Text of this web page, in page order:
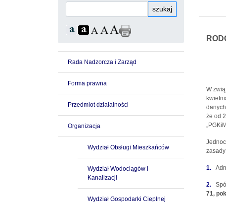
szukaj
Rada Nadzorcza i Zarząd
Forma prawna
Przedmiot działalności
Organizacja
Wydział Obsługi Mieszkańców
Wydział Wodociągów i
Kanalizacji
Wydział Gospodarki Cieplnej
W
że od
1.
2.
71,